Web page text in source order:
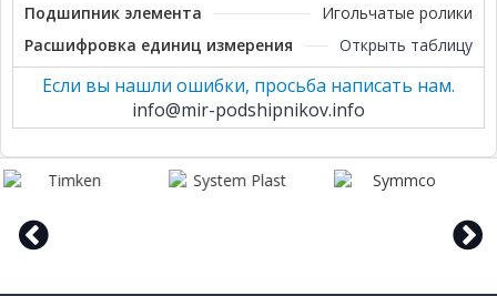
Подшипник элемента
Игольчатые ролики
Расшифровка единиц измерения
Открыть таблицу
Если вы нашли ошибки, просьба написать нам.
info@mir-podshipnikov.info